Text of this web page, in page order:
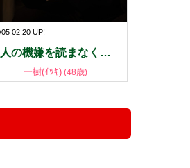
05 02:20 UP!
人の機嫌を読まなく…
一樹(ｲﾂｷ) (48歳)